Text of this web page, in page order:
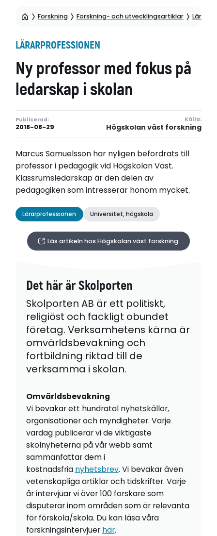
Forskning Forskning- och utvecklingsartiklar
LÄRARPROFESSIONEN
Ny professor med fokus på
ledarskap i skolan
Publicerad:
2018-08-29
Källa:
Högskolan väst forskning
Marcus Samuelsson har nyligen befordrats till
professor i pedagogik vid Högskolan Väst.
Klassrumsledarskap är den delen av
pedagogiken som intresserar honom mycket.
Lärarprofessionen Universitet, högskola
Läs artikeln hos Högskolan väst forskning
Det här är Skolporten
Skolporten AB är ett politiskt,
religiöst och fackligt obundet
företag. Verksamhetens kärna är
omvärldsbevakning och
fortbildning riktad till de
verksamma i skolan.
Omvärldsbevakning
Vi bevakar ett hundratal nyhetskällor,
organisationer och myndigheter. Varje
vardag publicerar vi de viktigaste
skolnyheterna på vår webb samt
sammanfattar dem i
kostnadsfria nyhetsbrev. Vi bevakar även
vetenskapliga artiklar och tidskrifter. Varje
år intervjuar vi över 100 forskare som
disputerar inom områden som är relevanta
för förskola/skola. Du kan läsa våra
forskningsintervjuer här.